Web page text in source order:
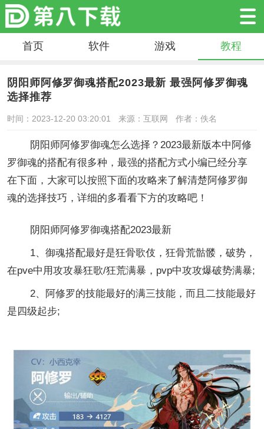
首页 软件 游戏 教程
阴阳师阿修罗御魂搭配2023最新 最强阿修罗御魂
选择推荐
时间：2023-12-20 03:20:01 来源：互联网 作者：佚名
阴阳师阿修罗御魂怎么选择？2023最新版本中阿修
罗御魂的搭配有很多种，最强的搭配方式小编已经分享
在下面，大家可以按照下面的攻略来了解清楚阿修罗御
魂的选择技巧，详细的多看看下方的攻略吧！
阴阳师阿修罗御魂搭配2023最新
1、御魂搭配最好是狂骨歌伎，狂骨荒骷髅，破势，
在pve中用攻攻暴狂歌/狂荒满暴，pvp中攻攻爆破势满暴;
2、阿修罗的技能最好的满三技能，而且二技能最好
是四级起步;